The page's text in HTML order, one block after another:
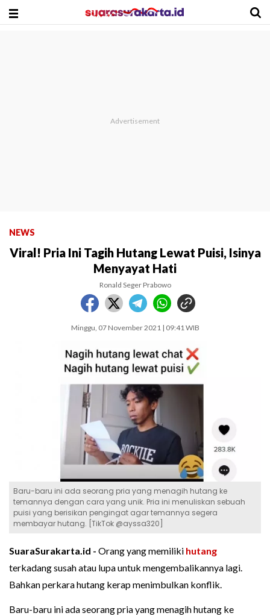
NEWS
Viral! Pria Ini Tagih Hutang Lewat Puisi, Isinya
Menyayat Hati
Ronald Seger Prabowo
Minggu, 07 November 2021 | 09:41 WIB
Baru-baru ini ada seorang pria yang menagih hutang ke
temannya dengan cara yang unik. Pria ini menuliskan sebuah
puisi yang berisikan pengingat agar temannya segera
membayar hutang. [TikTok @ayssa320]
SuaraSurakarta.id - Orang yang memiliki hutang
terkadang susah atau lupa untuk mengembalikannya lagi.
Bahkan perkara hutang kerap menimbulkan konflik.
Baru-baru ini ada seorang pria yang menagih hutang ke